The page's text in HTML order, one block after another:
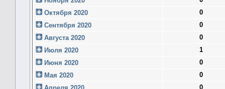
Октября 2020
0
Сентября 2020
0
Августа 2020
0
Июля 2020
1
Июня 2020
0
Мая 2020
0
0